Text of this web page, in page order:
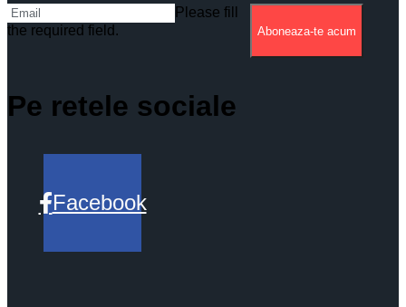
Please fill
the required field.
Aboneaza-te acum
Pe retele sociale
Facebook